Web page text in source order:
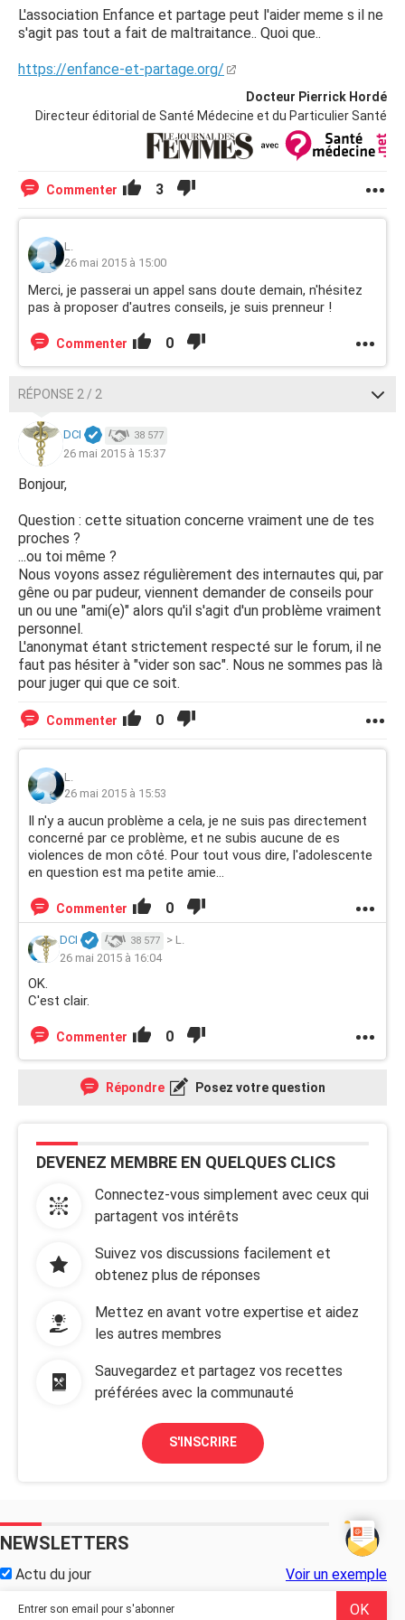
L'association Enfance et partage peut l'aider meme s il ne
s'agit pas tout a fait de maltraitance.. Quoi que..
https://enfance-et-partage.org/
Docteur Pierrick Hordé
Directeur éditorial de Santé Médecine et du Particulier Santé
Commenter 3
L.
26 mai 2015 à 15:00
Merci, je passerai un appel sans doute demain, n'hésitez
pas à proposer d'autres conseils, je suis prenneur !
Commenter 0
RÉPONSE 2 / 2
DCI 38 577
26 mai 2015 à 15:37
Bonjour,
Question : cette situation concerne vraiment une de tes
proches ?
...ou toi même ?
Nous voyons assez régulièrement des internautes qui, par
gêne ou par pudeur, viennent demander de conseils pour
un ou une "ami(e)" alors qu'il s'agit d'un problème vraiment
personnel.
L'anonymat étant strictement respecté sur le forum, il ne
faut pas hésiter à "vider son sac". Nous ne sommes pas là
pour juger qui que ce soit.
Commenter 0
L.
26 mai 2015 à 15:53
Il n'y a aucun problème a cela, je ne suis pas directement
concerné par ce problème, et ne subis aucune de es
violences de mon côté. Pour tout vous dire, l'adolescente
en question est ma petite amie...
Commenter 0
DCI 38 577 > L.
26 mai 2015 à 16:04
OK.
C'est clair.
Commenter 0
Répondre Posez votre question
DEVENEZ MEMBRE EN QUELQUES CLICS
Connectez-vous simplement avec ceux qui
partagent vos intérêts
Suivez vos discussions facilement et
obtenez plus de réponses
Mettez en avant votre expertise et aidez
les autres membres
Sauvegardez et partagez vos recettes
préférées avec la communauté
S'INSCRIRE
NEWSLETTERS
Actu du jour Voir un exemple